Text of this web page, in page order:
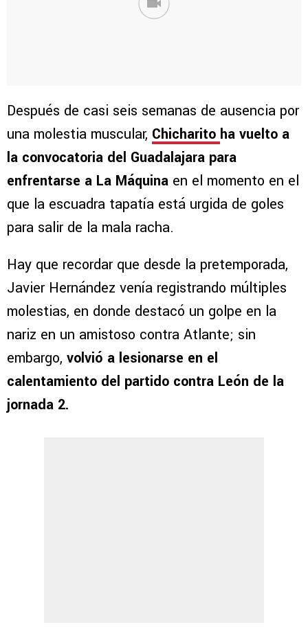
Después de casi seis semanas de ausencia por
una molestia muscular, Chicharito ha vuelto a
la convocatoria del Guadalajara para
enfrentarse a La Máquina en el momento en el
que la escuadra tapatía está urgida de goles
para salir de la mala racha.
Hay que recordar que desde la pretemporada,
Javier Hernández venía registrando múltiples
molestias, en donde destacó un golpe en la
nariz en un amistoso contra Atlante; sin
embargo, volvió a lesionarse en el
calentamiento del partido contra León de la
jornada 2.